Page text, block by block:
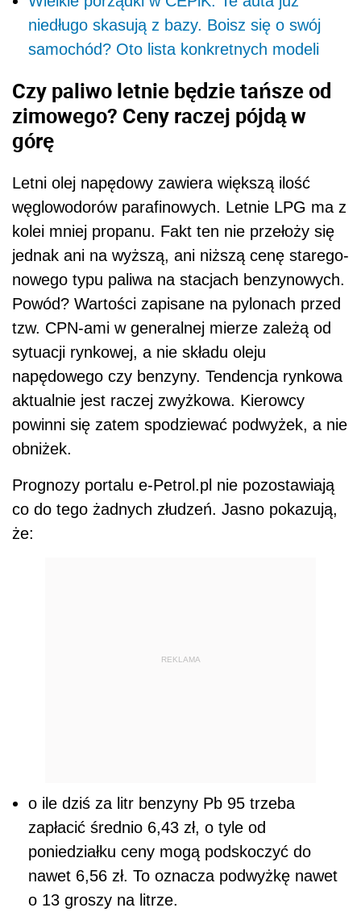
niedługo skasują z bazy. Boisz się o swój
samochód? Oto lista konkretnych modeli
Czy paliwo letnie będzie tańsze od
zimowego? Ceny raczej pójdą w
górę
Letni olej napędowy zawiera większą ilość
węglowodorów parafinowych. Letnie LPG ma z
kolei mniej propanu. Fakt ten nie przełoży się
jednak ani na wyższą, ani niższą cenę starego-
nowego typu paliwa na stacjach benzynowych.
Powód? Wartości zapisane na pylonach przed
tzw. CPN-ami w generalnej mierze zależą od
sytuacji rynkowej, a nie składu oleju
napędowego czy benzyny. Tendencja rynkowa
aktualnie jest raczej zwyżkowa. Kierowcy
powinni się zatem spodziewać podwyżek, a nie
obniżek.
Prognozy portalu e-Petrol.pl nie pozostawiają
co do tego żadnych złudzeń. Jasno pokazują,
że:
REKLAMA
o ile dziś za litr benzyny Pb 95 trzeba
zapłacić średnio 6,43 zł, o tyle od
poniedziałku ceny mogą podskoczyć do
nawet 6,56 zł. To oznacza podwyżkę nawet
o 13 groszy na litrze.